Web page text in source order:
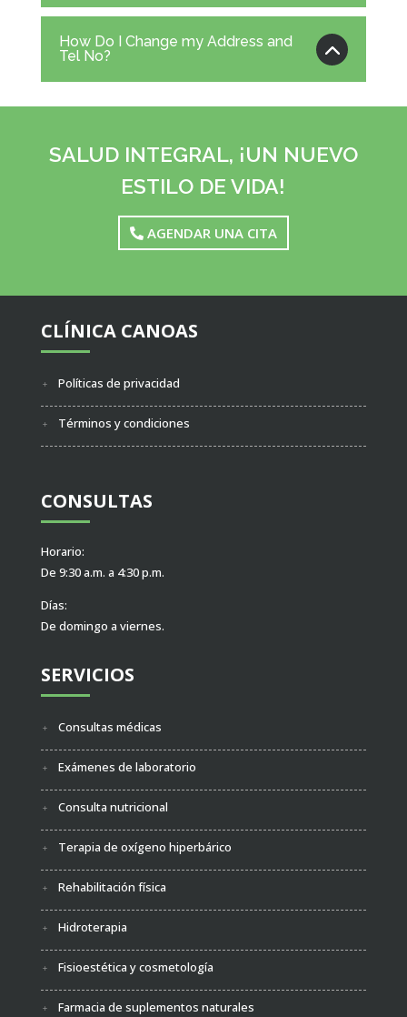
How Do I Change my Address and
Tel No?
SALUD INTEGRAL, ¡UN NUEVO
ESTILO DE VIDA!
AGENDAR UNA CITA
CLÍNICA CANOAS
Políticas de privacidad
Términos y condiciones
CONSULTAS
Horario:
De 9:30 a.m. a 4:30 p.m.
Días:
De domingo a viernes.
SERVICIOS
Consultas médicas
Exámenes de laboratorio
Consulta nutricional
Terapia de oxígeno hiperbárico
Rehabilitación física
Hidroterapia
Fisioestética y cosmetología
Farmacia de suplementos naturales